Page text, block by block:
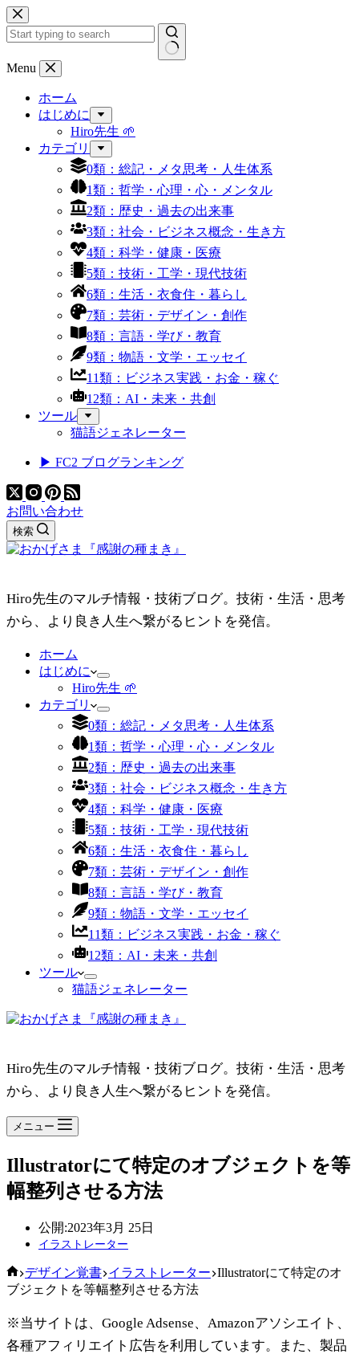
コ
ン
テ
ン
結
Menu
ホーム
はじめに
Hiro先生 🌱
カテゴリ
0類：総記・メタ思考・人生体系
1類：哲学・心理・心・メンタル
2類：歴史・過去の出来事
3類：社会・ビジネス概念・生き方
4類：科学・健康・医療
5類：技術・工学・現代技術
6類：生活・衣食住・暮らし
7類：芸術・デザイン・創作
8類：言語・学び・教育
9類：物語・文学・エッセイ
11類：ビジネス実践・お金・稼ぐ
12類：AI・未来・共創
ツール
猫語ジェネレーター
▶ FC2 ブログランキング
お問い合わせ
検索
Hiro先生のマルチ情報・技術ブログ。技術・生活・思考
から、より良き人生へ繋がるヒントを発信。
ホーム
はじめに
Hiro先生 🌱
カテゴリ
0類：総記・メタ思考・人生体系
1類：哲学・心理・心・メンタル
2類：歴史・過去の出来事
3類：社会・ビジネス概念・生き方
4類：科学・健康・医療
5類：技術・工学・現代技術
6類：生活・衣食住・暮らし
7類：芸術・デザイン・創作
8類：言語・学び・教育
9類：物語・文学・エッセイ
11類：ビジネス実践・お金・稼ぐ
12類：AI・未来・共創
ツール
猫語ジェネレーター
Hiro先生のマルチ情報・技術ブログ。技術・生活・思考
から、より良き人生へ繋がるヒントを発信。
メニュー
Illustratorにて特定のオブジェクトを等
幅整列させる方法
公開:2023年3月 25日
イラストレーター
ホ
ー
デザイン覚書 イラストレーター Illustratorにて特定のオ
ブジェクトを等幅整列させる方法
※当サイトは、Google Adsense、Amazonアソシエイト、
各種アフィリエイト広告を利用しています。また、製品